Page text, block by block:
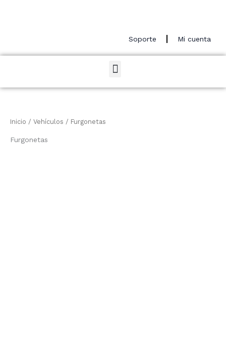
Soporte
Mi cuenta
Menu
Inicio / Vehículos / Furgonetas
Furgonetas